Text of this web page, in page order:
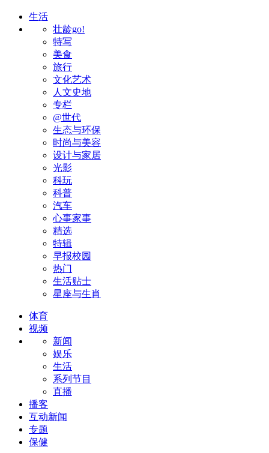
生活
壮龄go!
特写
美食
旅行
文化艺术
人文史地
专栏
@世代
生态与环保
时尚与美容
设计与家居
光影
科玩
科普
汽车
心事家事
精选
特辑
早报校园
热门
生活贴士
星座与生肖
体育
视频
新闻
娱乐
生活
系列节目
直播
播客
互动新闻
专题
保健